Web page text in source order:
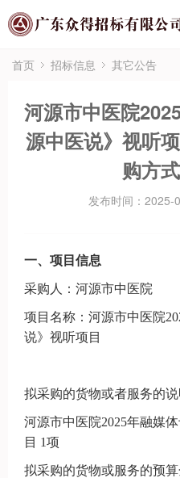
首页 招标信息 其它公告
河源市中医院
源中医说》视听
购方
发布时间：2025-
一、项目信息
采购人：河源市中医院
项目名称：河源市中医院
说》视听项目
拟采购的货物或者服务的说
河源市中医院2025年融媒
目 1项
拟采购的货物或服务的预算